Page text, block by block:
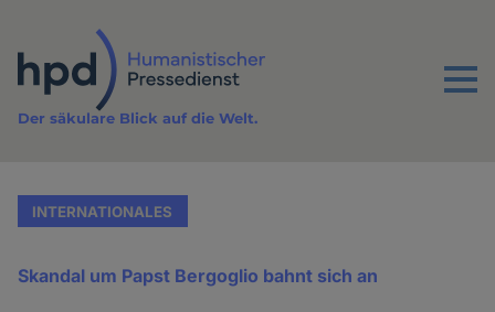
Inhalt
Menu
Der säkulare Blick auf die Welt.
INTERNATIONALES
Skandal um Papst Bergoglio bahnt sich an